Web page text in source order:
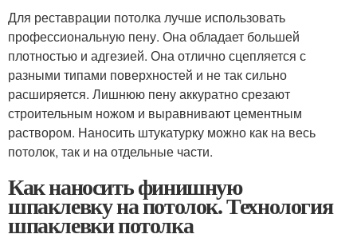
Для реставрации потолка лучше использовать
профессиональную пену. Она обладает большей
плотностью и адгезией. Она отлично сцепляется с
разными типами поверхностей и не так сильно
расширяется. Лишнюю пену аккуратно срезают
строительным ножом и выравнивают цементным
раствором. Наносить штукатурку можно как на весь
потолок, так и на отдельные части.
Как наносить финишную
шпаклевку на потолок. Технология
шпаклевки потолка